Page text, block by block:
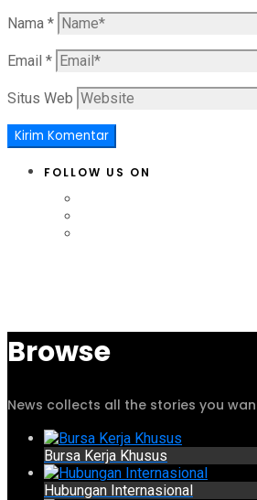
Nama *
Email *
Situs Web
FOLLOW US ON
Browse
News collects all the stories you
Bursa Kerja Khusus
Hubungan Internasional